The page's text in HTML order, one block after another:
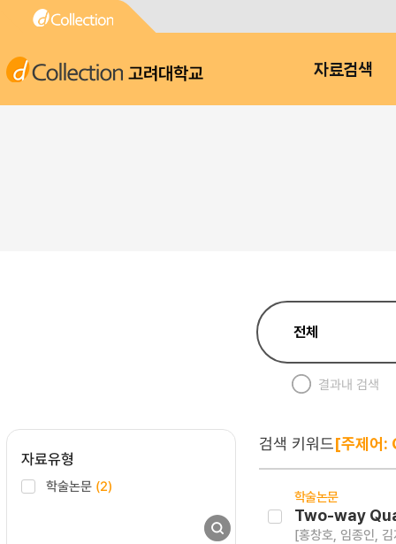
고려대학교 자료검색
결과내 검색
자료유형
학술논문 (2)
검색 키워드[주제
학술논문
Two-way
[홍창호, 임종인,